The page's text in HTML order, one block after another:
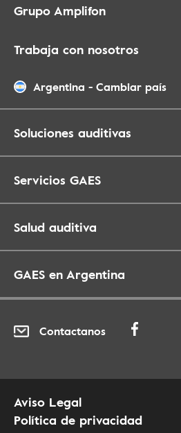
Grupo Amplifon
Trabaja con nosotros
Argentina - Cambiar país
Soluciones auditivas
Servicios GAES
Salud auditiva
GAES en Argentina
Contactanos
Aviso Legal
Política de privacidad